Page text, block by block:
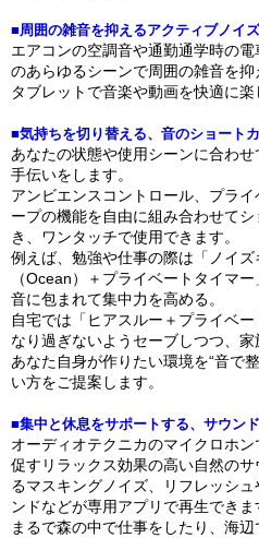
■周囲の雑音を抑えるアクティブノイ
エアコンの空調音や通勤通学時の
のあらゆるシーンで周囲の雑音を
タブレットで音楽や動画を快適に楽
■気持ちを切り替える、音のショート
あなたの状態や使用シーンに合わ
手伝いをします。
アンビエンスコントロール、プラ
ープの機能を自由に組み合わせて
き、ワンタッチで使用できます。
例えば、勉強や仕事の際は「ノイ
（Ocean）＋プライベートタイマ
音に包まれて集中力を高める。
自宅では「ヒアスルー＋プライベ
なり過ぎないようセーブしつつ、家
あなた自身が作りたい環境を“音
い方をご提案します。
■集中と休息をサポートする、サウン
オーディオテクニカのマイクロホ
促すリラックス効果の高い自然の
るマスキングノイズ、リフレッシ
ンドなどが専用アプリで再生できま
まるで森の中で仕事をしたり、海